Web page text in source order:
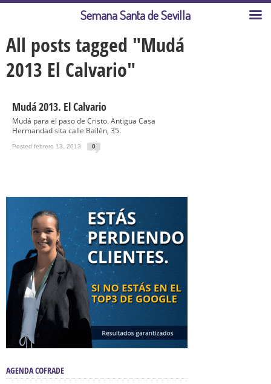
All posts tagged "Mudá
2013 El Calvario"
Mudá 2013. El Calvario
Mudá para el paso de Cristo. Antigua Casa
Hermandad sita calle Bailén, 35.
Posted febrero 13, 2013 0
AGENDA COFRADE
Semana Santa de Sevilla